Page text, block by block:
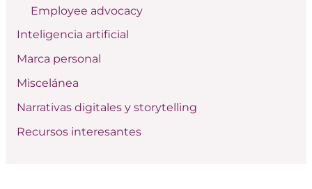
:
Employee advocacy
Inteligencia artificial
Marca personal
Miscelánea
Narrativas digitales y storytelling
Recursos interesantes